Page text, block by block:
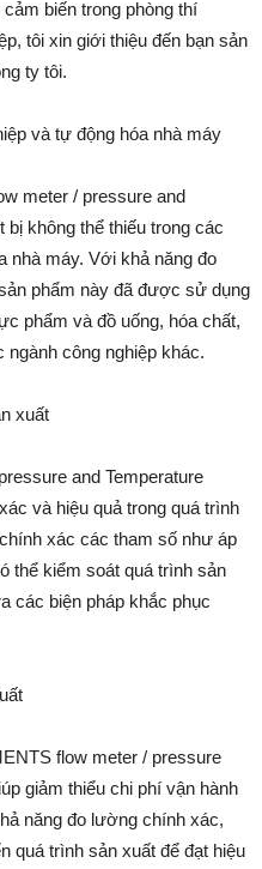
biến trong phòng thí
tôi xin giới thiệu đến bạn sản
ty tôi.
và tự động hóa nhà máy
meter / pressure and
bị không thể thiếu trong các
nhà máy. Với khả năng đo
phẩm này đã được sử dụng
phẩm và đồ uống, hóa chất,
công nghiệp khác.
xuất
and Temperature
và hiệu quả trong quá trình
xác các tham số như áp
thể kiểm soát quá trình sản
các biện pháp khắc phục
flow meter / pressure
giảm thiểu chi phí vận hành
năng đo lường chính xác,
quá trình sản xuất để đạt hiệu